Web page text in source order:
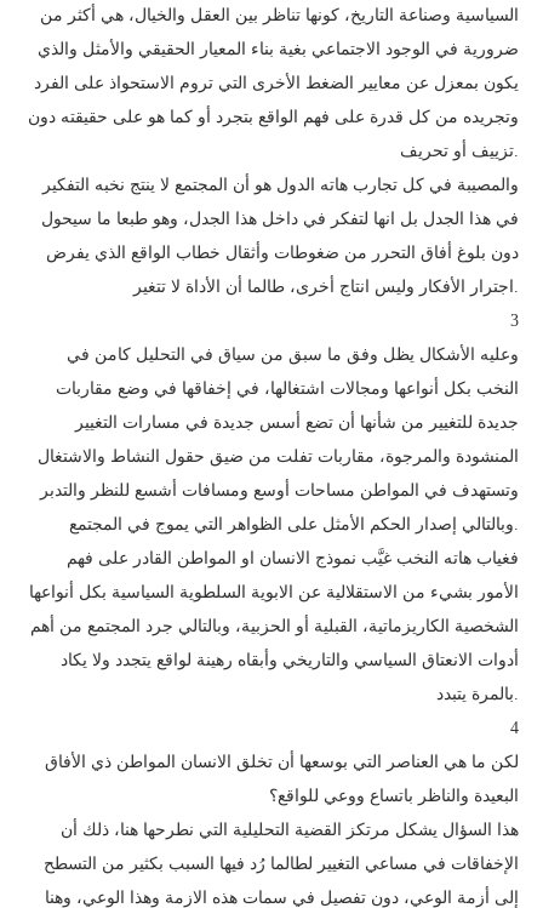
السياسية وصناعة التاريخ، كونها تناظر بين العقل والخيال، هي أكثر من
ضرورية في الوجود الاجتماعي بغية بناء المعيار الحقيقي والأمثل والذي
يكون بمعزل عن معايير الضغط الأخرى التي تروم الاستحواذ على الفرد
وتجريده من كل قدرة على فهم الواقع بتجرد أو كما هو على حقيقته دون
تزييف أو تحريف.
والمصيبة في كل تجارب هاته الدول هو أن المجتمع لا ينتج نخبه التفكير
في هذا الجدل بل انها لتفكر في داخل هذا الجدل، وهو طبعا ما سيحول
دون بلوغ أفاق التحرر من ضغوطات وأثقال خطاب الواقع الذي يفرض
اجترار الأفكار وليس انتاج أخرى، طالما أن الأداة لا تتغير.
3
وعليه الأشكال يظل وفق ما سبق من سياق في التحليل كامن في
النخب بكل أنواعها ومجالات اشتغالها، في إخفاقها في وضع مقاربات
جديدة للتغيير من شأنها أن تضع أسس جديدة في مسارات التغيير
المنشودة والمرجوة، مقاربات تفلت من ضيق حقول النشاط والاشتغال
وتستهدف في المواطن مساحات أوسع ومسافات أشسع للنظر والتدبر
وبالتالي إصدار الحكم الأمثل على الظواهر التي يموج في المجتمع.
فغياب هاته النخب غيَّب نموذج الانسان او المواطن القادر على فهم
الأمور بشيء من الاستقلالية عن الابوية السلطوية السياسية بكل أنواعها
الشخصية الكاريزماتية، القبلية أو الحزبية، وبالتالي جرد المجتمع من أهم
أدوات الانعتاق السياسي والتاريخي وأبقاه رهينة لواقع يتجدد ولا يكاد
بالمرة يتبدد.
4
لكن ما هي العناصر التي بوسعها أن تخلق الانسان المواطن ذي الأفاق
البعيدة والناظر باتساع ووعي للواقع؟
هذا السؤال يشكل مرتكز القضية التحليلية التي نطرحها هنا، ذلك أن
الإخفاقات في مساعي التغيير لطالما رُد فيها السبب بكثير من التسطح
إلى أزمة الوعي، دون تفصيل في سمات هذه الازمة وهذا الوعي، وهنا